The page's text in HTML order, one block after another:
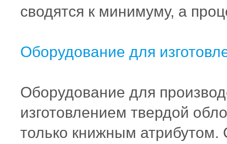
сводятся к минимуму, а
Оборудование для
Оборудование для
изготовлением твердой
только книжным атрибутом.